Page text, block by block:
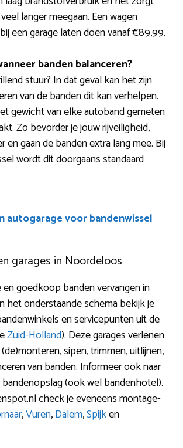
langer meegaan. Een wagen
een garage laten doen vanaf €89,99.
banden balanceren?
stuur? In dat geval kan het zijn
van de banden dit kan verhelpen.
gewicht van elke autoband gemeten
Zo bevorder je jouw rijveiligheid,
en gaan de banden extra lang mee. Bij
wordt dit doorgaans standaard
autogarage voor bandenwissel
garages in Noordeloos
goedkoop banden vervangen in
het onderstaande schema bekijk je
en servicepunten uit de
Zuid-Holland). Deze garages verlenen
sipen, trimmen, uitlijnen,
van banden. Informeer ook naar
(ook wel bandenhotel).
check je eveneens montage-
,Vuren,Dalem,Spijken